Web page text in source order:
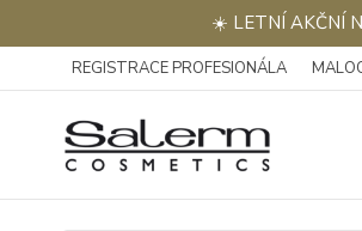
☀️ LETNÍ AKČNÍ
REGISTRACE PROFESIONÁLA